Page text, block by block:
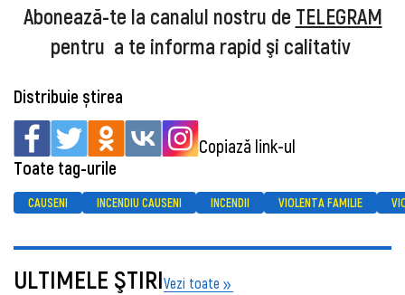
Abonează-te la canalul nostru de TELEGRAM
pentru a te informa rapid şi calitativ
Distribuie știrea
Copiază link-ul
Toate tag-urile
CAUSENI INCENDIU CAUSENI INCENDII VIOLENTA FAMILIE
ULTIMELE ŞTIRIVezi toate